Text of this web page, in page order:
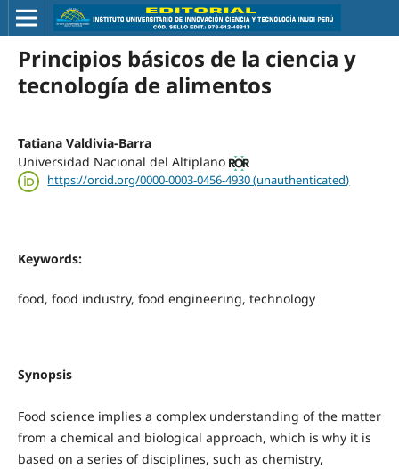
Principios básicos de la ciencia y
tecnología de alimentos
Tatiana Valdivia-Barra
Universidad Nacional del Altiplano
https://orcid.org/0000-0003-0456-4930 (unauthenticated)
Keywords:
food, food industry, food engineering, technology
Synopsis
Food science implies a complex understanding of the matter
from a chemical and biological approach, which is why it is
based on a series of disciplines, such as chemistry,